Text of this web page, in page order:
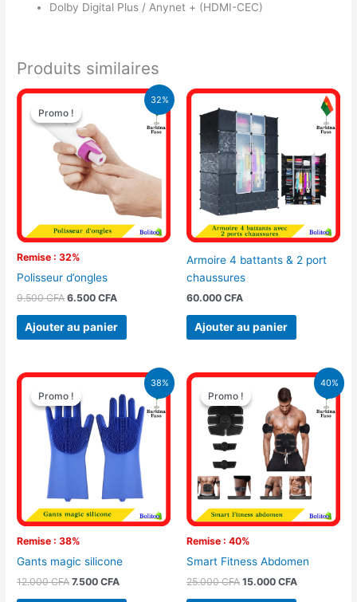
Dolby Digital Plus / Anynet + (HDMI-CEC)
Produits similaires
32%
Promo !
Remise : 32%
Promo !
Polisseur d’ongles
9.500CFA
Le
prix
initial
était :
9.500 CFA.
6.500CFA
Le
Ajouter au panier
Armoire 4 battants & 2 port
chaussures
60.000 CFA
Ajouter au panier
38%
Promo !
Remise : 38%
Promo !
Gants magic silicone
12.000CFA
Le
prix
initial
était :
12.000 CFA.
7.500CFA
Le
actuel
est :
7.500 CFA.
40%
Promo !
Remise : 40%
Promo !
Smart Fitness Abdomen
25.000CFA
Le
prix
initial
était :
25.000 CFA.
15.000 CFA
Le
prix
est :
15.000 CFA.